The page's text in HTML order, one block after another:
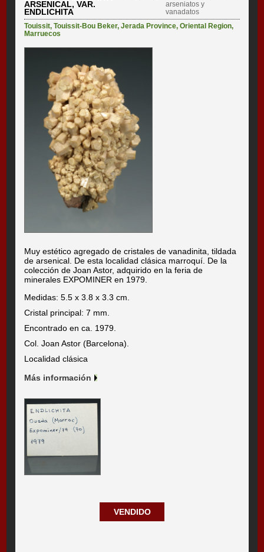
ARSENICAL, VAR.
ENDLICHITA
arseniatos y
vanadatos
Touissit,Touissit-Bou Beker,Jerada Province,Oriental Region,
Marruecos
Muy estético agregado de cristales de vanadinita, tildada
de arsenical. De esta localidad clásica marroquí. De la
colección de Joan Astor, adquirido en la feria de
minerales EXPOMINER en 1979.
Medidas: 5.5 x 3.8 x 3.3 cm.
Cristal principal: 7 mm.
Encontrado en ca. 1979.
Col. Joan Astor (Barcelona).
Localidad clásica
Más información
VENDIDO